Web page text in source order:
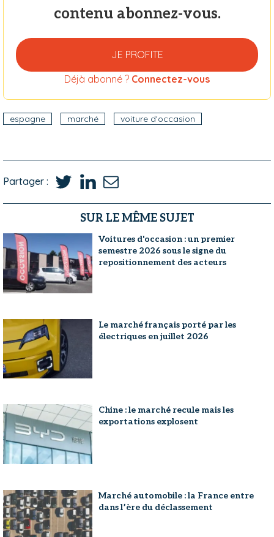
contenu abonnez-vous.
JE PROFITE
Déjà abonné ? Connectez-vous
espagne marché voiture d'occasion
Partager :
SUR LE MÊME SUJET
Voitures d'occasion : un premier
semestre 2026 sous le signe du
repositionnement des acteurs
Le marché français porté par les
électriques en juillet 2026
Chine : le marché recule mais les
exportations explosent
Marché automobile : la France entre
dans l’ère du déclassement